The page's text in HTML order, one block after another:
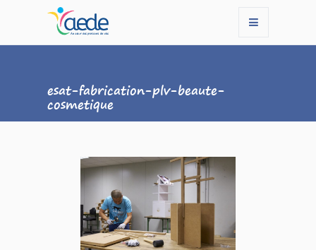
esat-fabrication-plv-beaute-
cosmetique